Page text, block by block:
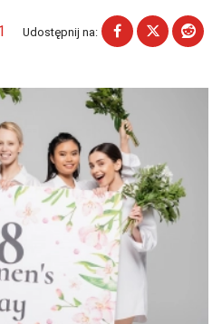
Udostępnij na: